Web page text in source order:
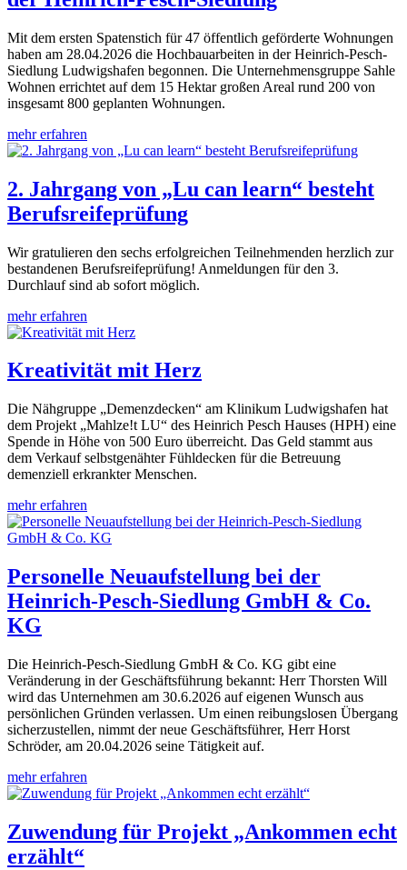
Mit dem ersten Spatenstich für 47 öffentlich geförderte Wohnungen
haben am 28.04.2026 die Hochbauarbeiten in der Heinrich-Pesch-
Siedlung Ludwigshafen begonnen. Die Unternehmensgruppe Sahle
Wohnen errichtet auf dem 15 Hektar großen Areal rund 200 von
insgesamt 800 geplanten Wohnungen.
mehr erfahren
2. Jahrgang von „Lu can learn“ besteht
Berufsreifeprüfung
Wir gratulieren den sechs erfolgreichen Teilnehmenden herzlich zur
bestandenen Berufsreifeprüfung! Anmeldungen für den 3.
Durchlauf sind ab sofort möglich.
mehr erfahren
Kreativität mit Herz
Die Nähgruppe „Demenzdecken“ am Klinikum Ludwigshafen hat
dem Projekt „Mahlze!t LU“ des Heinrich Pesch Hauses (HPH) eine
Spende in Höhe von 500 Euro überreicht. Das Geld stammt aus
dem Verkauf selbstgenähter Fühldecken für die Betreuung
demenziell erkrankter Menschen.
mehr erfahren
Personelle Neuaufstellung bei der
Heinrich-Pesch-Siedlung GmbH & Co.
KG
Die Heinrich-Pesch-Siedlung GmbH & Co. KG gibt eine
Veränderung in der Geschäftsführung bekannt: Herr Thorsten Will
wird das Unternehmen am 30.6.2026 auf eigenen Wunsch aus
persönlichen Gründen verlassen. Um einen reibungslosen Übergang
sicherzustellen, nimmt der neue Geschäftsführer, Herr Horst
Schröder, am 20.04.2026 seine Tätigkeit auf.
mehr erfahren
Zuwendung für Projekt „Ankommen echt
erzählt“